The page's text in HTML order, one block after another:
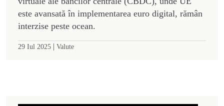
este avansată în implementarea euro digital, rămân
interzise peste ocean.
29 Iul 2025 | Valute